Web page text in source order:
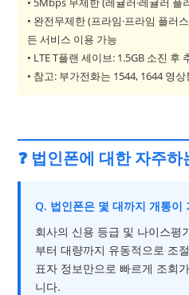
• 완전무제한 (프라임·프라임 플러
든 서비스 이용 가능
• LTE T플랜 세이브: 1.5GB 소진 후
• 참고: 부가전화는 1544, 1644 영
❓ 법인폰에 대한 자주
Q. 법인폰은 몇 대까지 개통이
회사의 신용 등급 및 나이스평
부터 대량까지 유동적으로 조
표자 정보만으로 빠르게 조회
니다.